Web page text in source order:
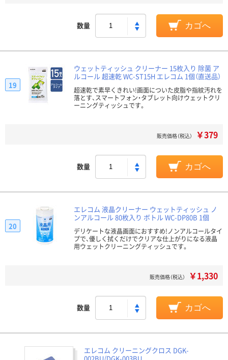
数量 カゴへ
ウェットティッシュ クリーナー 15枚入り 除菌 ア
ルコール 超速乾 WC-ST15H エレコム 1個（直送品）
超速乾で素早くきれい!画面についた皮脂や指紋汚れを
落とす、スマートフォン・タブレット向けウェットクリ
ーニングティッシュです。
19
販売価格（税込） ￥379
数量 カゴへ
エレコム 液晶クリーナー ウェットティッシュ ノ
ンアルコール 80枚入り ボトル WC-DP80B 1個
デリケートな液晶画面におすすめ!ノンアルコールタイ
プで、優しく拭くだけでクリアな仕上がりになる液晶
用ウェットクリーニングティッシュです。
20
販売価格（税込） ￥1,330
数量 カゴへ
エレコム クリーニングクロス DGK-